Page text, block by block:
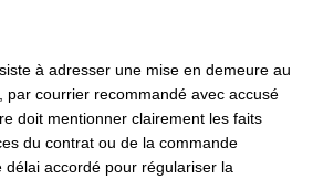
à adresser une mise en demeure au
par courrier recommandé avec accusé
doit mentionner clairement les faits
du contrat ou de la commande
accordé pour régulariser la